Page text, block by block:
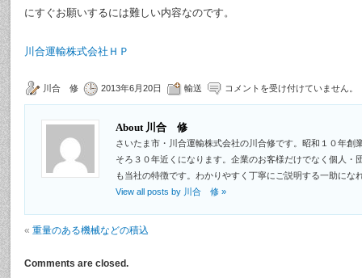
にすぐお願いするには難しい内容なのです。
川合運輸株式会社ＨＰ
川合 修 2013年6月20日 輸送 コメントを受け付けていません。
About 川合 修
さいたま市・川合運輸株式会社の川合修です。昭和１０年創
そろ３０年近くになります。企業のお客様だけでなく個人・
も当社の特徴です。わかりやすく丁寧にご説明する一助にな
View all posts by 川合 修 »
« 重量のある機械などの積込
Comments are closed.